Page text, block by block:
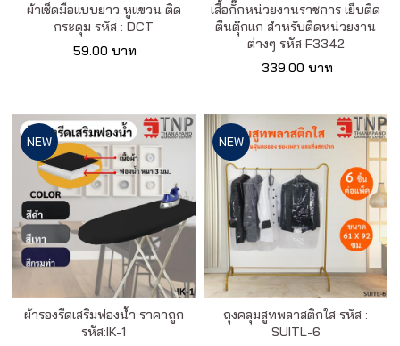
ผ้าเช็ดมือแบบยาว หูแขวน ติด
กระดุม รหัส : DCT
59.00 บาท
เสื้อกั๊กหน่วยงานราชการ เย็บติด
ตีนตุ๊กแก สำหรับติดหน่วยงาน
ต่างๆ รหัส F3342
339.00 บาท
NEW
ผ้ารองรีดเสริมฟองน้ำ ราคาถูก
รหัส:IK-1
NEW
ถุงคลุมสูทพลาสติกใส รหัส :
SUITL-6